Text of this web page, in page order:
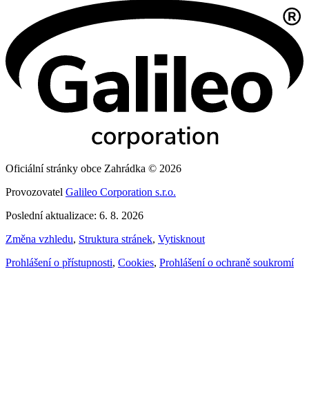
Oficiální stránky obce Zahrádka © 2026
Provozovatel Galileo Corporation s.r.o.
Poslední aktualizace: 6. 8. 2026
Změna vzhledu, Struktura stránek, Vytisknout
Prohlášení o přístupnosti, Cookies, Prohlášení o ochraně soukromí